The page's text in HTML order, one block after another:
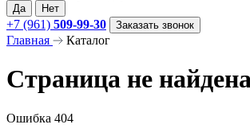
Да Нет
+7 (961) 509-99-30 Заказать звонок
Главная Каталог
Страница не
Ошибка 404